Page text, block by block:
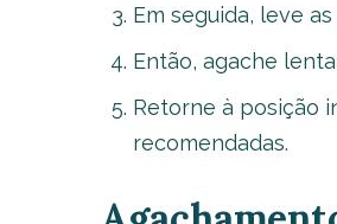
Em seguida, leve
Então, agache
Retorne à posição
recomendadas.